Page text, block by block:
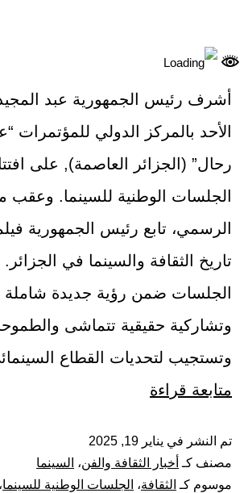
أشرف رئيس الجمهورية عبد
الأحد بالمركز الدولي للمؤتمرات
رحال” (الجزائر العاصمة), على
الجلسات الوطنية للسينما. وعقب
الرسمي، تابع رئيس الجمهورية
تاريخ الثقافة والسينما في
الجلسات ضمن رؤية جديدة
وتشاركية حقيقية تتماشى
وتستجيب لتحديات القطاع
متابعة قراءة
تم النشر في يناير 19, 2025
مصنف كـ أخبار الثقافة والفن، السينما
موسوم كـ الثقافة، الجلسات الوطنية للسينما،